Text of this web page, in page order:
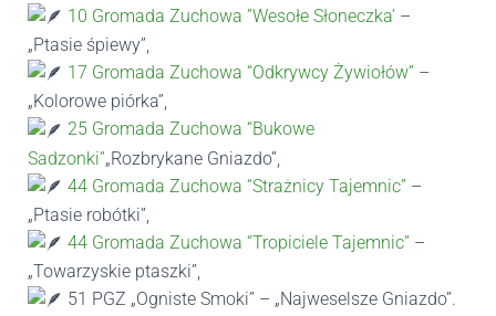
10 Gromada Zuchowa ”Wesołe Słoneczka’ –
„Ptasie śpiewy”,
17 Gromada Zuchowa “Odkrywcy Żywiołów” –
„Kolorowe piórka”,
25 Gromada Zuchowa “Bukowe
Sadzonki”„Rozbrykane Gniazdo”,
44 Gromada Zuchowa “Strażnicy Tajemnic” –
„Ptasie robótki”,
44 Gromada Zuchowa “Tropiciele Tajemnic” –
„Towarzyskie ptaszki”,
51 PGZ „Ogniste Smoki” – „Najweselsze Gniazdo”.